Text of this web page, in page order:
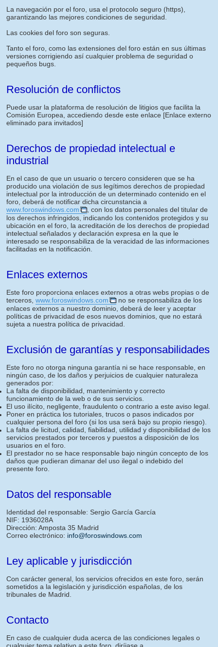
La navegación por el foro, usa el protocolo seguro (https),
garantizando las mejores condiciones de seguridad.
Las cookies del foro son seguras.
Tanto el foro, como las extensiones del foro están en sus últimas
versiones corrigiendo así cualquier problema de seguridad o
pequeños bugs.
Resolución de conflictos
Puede usar la plataforma de resolución de litigios que facilita la
Comisión Europea, accediendo desde este enlace [Enlace externo
eliminado para invitados]
Derechos de propiedad intelectual e
industrial
En el caso de que un usuario o tercero consideren que se ha
producido una violación de sus legítimos derechos de propiedad
intelectual por la introducción de un determinado contenido en el
foro, deberá de notificar dicha circunstancia a
www.foroswindows.com
, con los datos personales del titular de
los derechos infringidos, indicando los contenidos protegidos y su
ubicación en el foro, la acreditación de los derechos de propiedad
intelectual señalados y declaración expresa en la que le
interesado se responsabiliza de la veracidad de las informaciones
facilitadas en la notificación.
Enlaces externos
Este foro proporciona enlaces externos a otras webs propias o de
terceros, www.foroswindows.com
no se responsabiliza de los
enlaces externos a nuestro dominio, deberá de leer y aceptar
políticas de privacidad de esos nuevos dominios, que no estará
sujeta a nuestra política de privacidad.
Exclusión de garantías y responsabilidades
Este foro no otorga ninguna garantía ni se hace responsable, en
ningún caso, de los daños y perjuicios de cualquier naturaleza
generados por:
La falta de disponibilidad, mantenimiento y correcto
funcionamiento de la web o de sus servicios.
El uso ilícito, negligente, fraudulento o contrario a este aviso legal.
Poner en práctica los tutoriales, trucos o pasos indicados por
cualquier persona del foro (si los usa será bajo su propio riesgo).
La falta de licitud, calidad, fiabilidad, utilidad y disponibilidad de los
servicios prestados por terceros y puestos a disposición de los
usuarios en el foro.
El prestador no se hace responsable bajo ningún concepto de los
daños que pudieran dimanar del uso ilegal o indebido del
presente foro.
Datos del responsable
Identidad del responsable: Sergio García García
NIF: 1936028A
Dirección: Amposta 35 Madrid
Correo electrónico: info@foroswindows.com
Ley aplicable y jurisdicción
Con carácter general, los servicios ofrecidos en este foro, serán
sometidos a la legislación y jurisdicción españolas, de los
tribunales de Madrid.
Contacto
En caso de cualquier duda acerca de las condiciones legales o